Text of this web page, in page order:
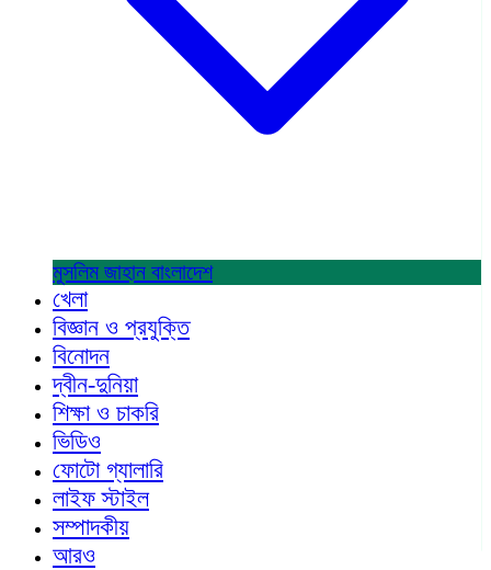
মুসলিম জাহান বাংলাদেশ
খেলা
বিজ্ঞান ও প্রযুক্তি
বিনোদন
দ্বীন-দুনিয়া
শিক্ষা ও চাকরি
ভিডিও
ফোটো গ্যালারি
লাইফ স্টাইল
সম্পাদকীয়
আরও